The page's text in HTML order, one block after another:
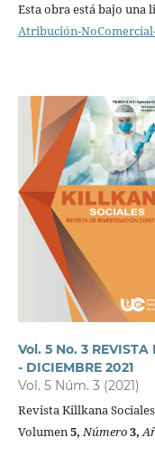
Esta obra está bajo una
Atribución-
Vol. 5 No. 3 REVISTA
- DICIEMBRE 2021
Vol. 5 Núm. 3 (2021)
Revista Killkana Sociales
Volumen5,Número3,